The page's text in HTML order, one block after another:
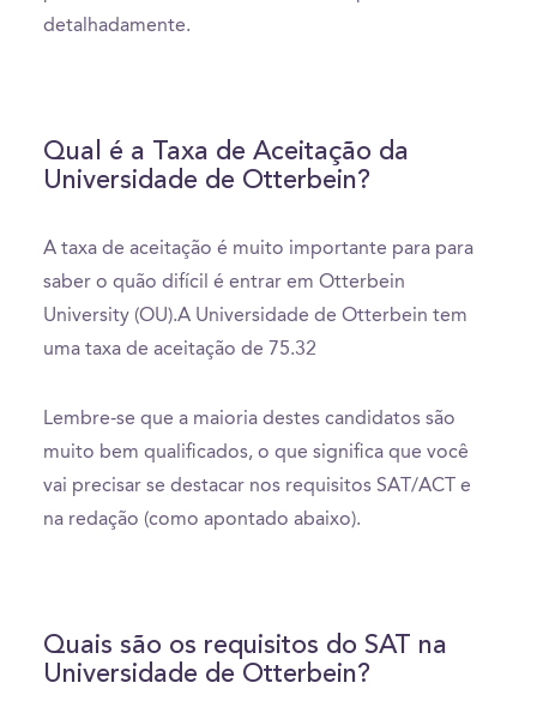
detalhadamente.
Qual é a Taxa de Aceitação da
Universidade de Otterbein?
A taxa de aceitação é muito importante para para
saber o quão difícil é entrar em Otterbein
University (OU).A Universidade de Otterbein tem
uma taxa de aceitação de 75.32
Lembre-se que a maioria destes candidatos são
muito bem qualificados, o que significa que você
vai precisar se destacar nos requisitos SAT/ACT e
na redação (como apontado abaixo).
Quais são os requisitos do SAT na
Universidade de Otterbein?